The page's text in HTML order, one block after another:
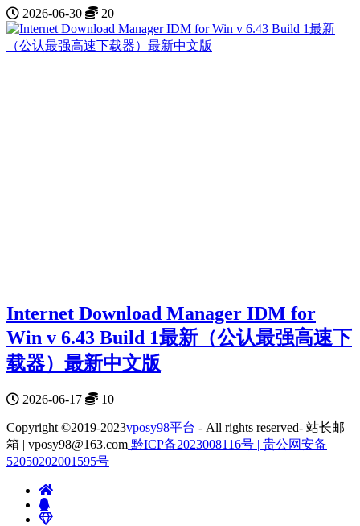
2026-06-30 20
Internet Download Manager IDM for
Win v 6.43 Build 1最新（公认最强高速下
载器）最新中文版
2026-06-17 10
Copyright ©2019-2023vposy98平台 - All rights reserved- 站长邮
箱 | vposy98@163.com 黔ICP备2023008116号 | 贵公网安备
52050202001595号